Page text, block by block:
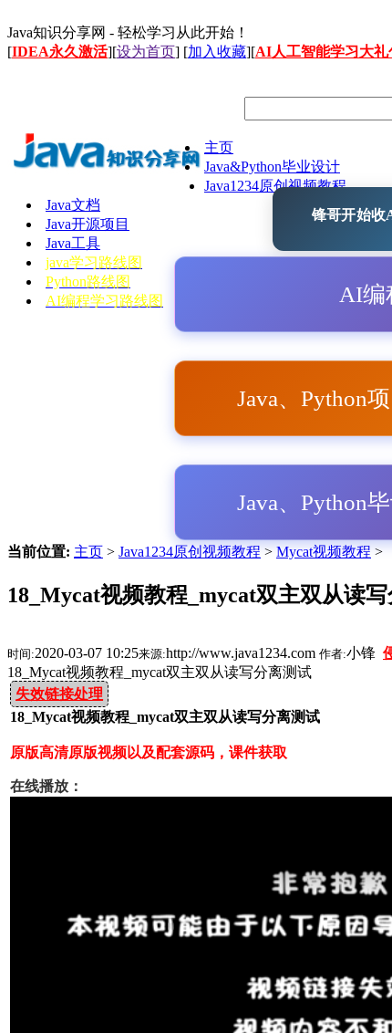
Java知识分享网 - 轻松学习从此开始！
[IDEA永久激活][设为首页] [加入收藏][AI人工智能学习大礼
主页
Java&Python毕业设计
Java1234原创视频教程
Java文档
Java开源项目
Java工具
java学习路线图
Python路线图
AI编程学习路线图
锋哥开始收
AI编
Java、Python
Java、Python
当前位置: 主页 > Java1234原创视频教程 > Mycat视频教程 >
18_Mycat视频教程_mycat双主双从读
时间:2020-03-07 10:25来源:http://www.java1234.com 作者:小锋
18_Mycat视频教程_mycat双主双从读写分离测试
失效链接处理
18_Mycat视频教程_mycat双主双从读写分离测试
原版高清原版视频以及配套源码，课件获取
在线播放：